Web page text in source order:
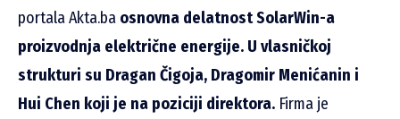
portala Akta.ba osnovna delatnost SolarWin-a
proizvodnja električne energije. U vlasničkoj
strukturi su Dragan Čigoja, Dragomir Menićanin i
Hui Chen koji je na poziciji direktora. Firma je